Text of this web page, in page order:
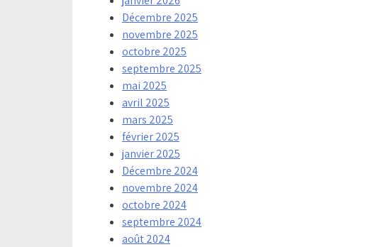
Décembre 2025
novembre 2025
octobre 2025
septembre 2025
mai 2025
avril 2025
mars 2025
février 2025
janvier 2025
Décembre 2024
novembre 2024
octobre 2024
septembre 2024
août 2024